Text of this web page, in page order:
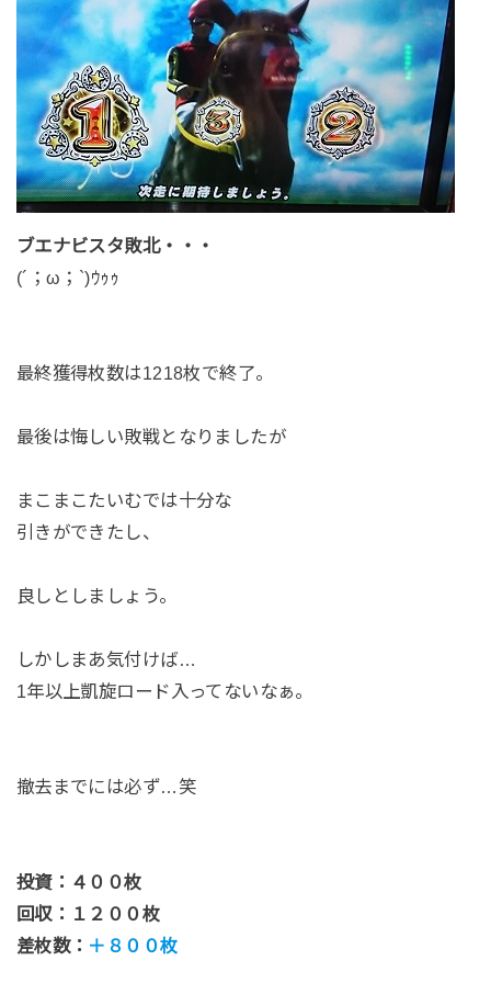
ブエナビスタ敗北・・・
(´；ω；`)ｳｩｩ
最終獲得枚数は1218枚で終了。
最後は悔しい敗戦となりましたが
まこまこたいむでは十分な
引きができたし、
良しとしましょう。
しかしまあ気付けば…
1年以上凱旋ロード入ってないなぁ。
撤去までには必ず…笑
投資：４００枚
回収：１２００枚
差枚数： ＋８００枚